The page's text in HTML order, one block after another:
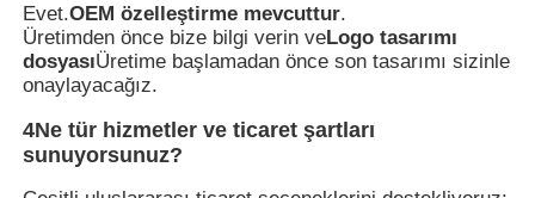
Evet.OEM özelleştirme mevcuttur.
Üretimden önce bize bilgi verin veLogo tasarımı
dosyasıÜretime başlamadan önce son tasarımı sizinle
onaylayacağız.
4Ne tür hizmetler ve ticaret şartları
sunuyorsunuz?